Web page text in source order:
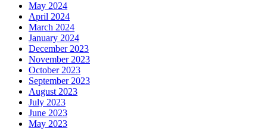
May 2024
April 2024
March 2024
January 2024
December 2023
November 2023
October 2023
September 2023
August 2023
July 2023
June 2023
May 2023